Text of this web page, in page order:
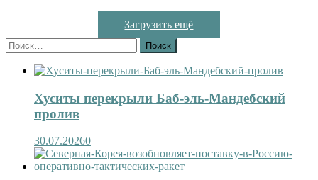
Загрузить ещё
Найти:
Хуситы перекрыли Баб-эль-Мандебский
пролив
30.07.20260